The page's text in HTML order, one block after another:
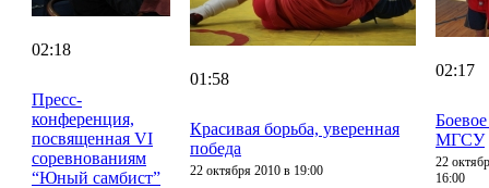
02:18
Пресс-
конференция,
посвященная VI
соревнованиям
“Юный самбист”
01:58
Красивая борьба, уверенная
победа
22 октября 2010 в 19:00
02:17
МГСУ
22
16:00